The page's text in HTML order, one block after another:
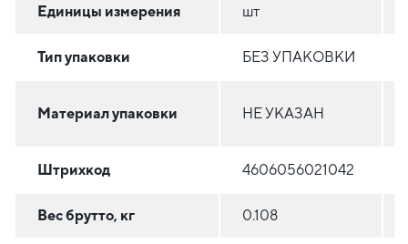
Единицы измерения шт
Тип упаковки БЕЗ УПАКОВКИ
Материал упаковки НЕ УКАЗАН
Штрихкод 4606056021042
Вес брутто, кг 0.108